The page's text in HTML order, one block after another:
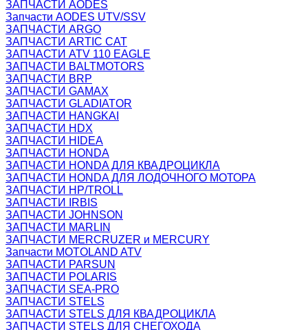
ЗАПЧАСТИ AODES
Запчасти AODES UTV/SSV
ЗАПЧАСТИ ARGO
ЗАПЧАСТИ ARTIC CAT
ЗАПЧАСТИ ATV 110 EAGLE
ЗАПЧАСТИ BALTMOTORS
ЗАПЧАСТИ BRP
ЗАПЧАСТИ GAMAX
ЗАПЧАСТИ GLADIATOR
ЗАПЧАСТИ HANGKAI
ЗАПЧАСТИ HDX
ЗАПЧАСТИ HIDEA
ЗАПЧАСТИ HONDA
ЗАПЧАСТИ HONDA ДЛЯ КВАДРОЦИКЛА
ЗАПЧАСТИ HONDA ДЛЯ ЛОДОЧНОГО МОТОРА
ЗАПЧАСТИ HP/TROLL
ЗАПЧАСТИ IRBIS
ЗАПЧАСТИ JOHNSON
ЗАПЧАСТИ MARLIN
ЗАПЧАСТИ MERCRUZER и MERCURY
Запчасти MOTOLAND ATV
ЗАПЧАСТИ PARSUN
ЗАПЧАСТИ POLARIS
ЗАПЧАСТИ SEA-PRO
ЗАПЧАСТИ STELS
ЗАПЧАСТИ STELS ДЛЯ КВАДРОЦИКЛА
ЗАПЧАСТИ STELS ДЛЯ СНЕГОХОДА